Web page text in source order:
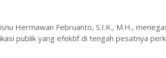
Hermawan Februanto, S.I.K., M.H.,
publik yang efektif di tengah pesatnya